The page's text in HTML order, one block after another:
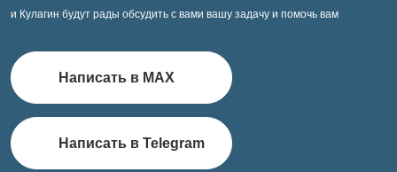
и Кулагин будут рады обсудить с вами вашу задачу и помочь вам
Написать в MAX
Написать в Telegram